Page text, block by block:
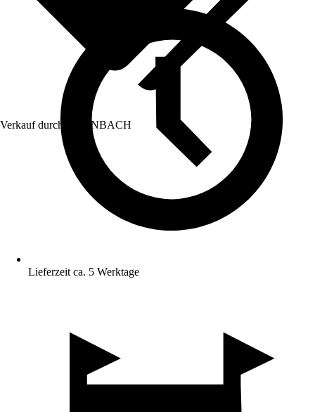
Verkauf durch: HORNBACH
Lieferzeit ca. 5 Werktage